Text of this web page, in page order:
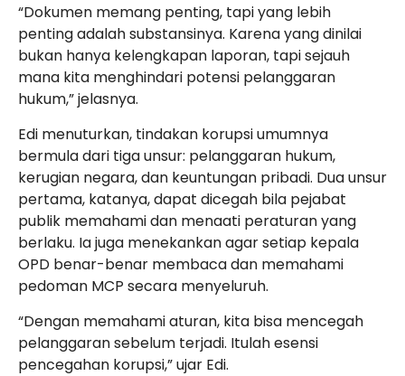
“Dokumen memang penting, tapi yang lebih
penting adalah substansinya. Karena yang dinilai
bukan hanya kelengkapan laporan, tapi sejauh
mana kita menghindari potensi pelanggaran
hukum,” jelasnya.
Edi menuturkan, tindakan korupsi umumnya
bermula dari tiga unsur: pelanggaran hukum,
kerugian negara, dan keuntungan pribadi. Dua unsur
pertama, katanya, dapat dicegah bila pejabat
publik memahami dan menaati peraturan yang
berlaku. Ia juga menekankan agar setiap kepala
OPD benar-benar membaca dan memahami
pedoman MCP secara menyeluruh.
“Dengan memahami aturan, kita bisa mencegah
pelanggaran sebelum terjadi. Itulah esensi
pencegahan korupsi,” ujar Edi.